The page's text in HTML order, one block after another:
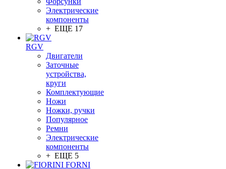
Электрические
компоненты
+ ЕЩЕ 17
RGV
Двигатели
Заточные
устройства,
круги
Комплектующие
Ножи
Ножки, ручки
Популярное
Ремни
Электрические
компоненты
+ ЕЩЕ 5